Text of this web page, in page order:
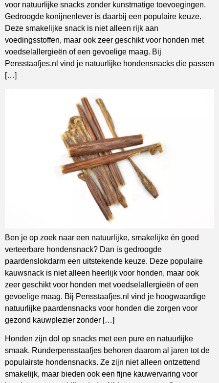
voor natuurlijke snacks zonder kunstmatige toevoegingen.
Gedroogde konijnenlever is daarbij een populaire keuze.
Deze smakelijke snack is niet alleen rijk aan
voedingsstoffen, maar ook zeer geschikt voor honden met
voedselallergieën of een gevoelige maag. Bij
Pensstaafjes.nl vind je natuurlijke hondensnacks die passen
[…]
Ben je op zoek naar een natuurlijke, smakelijke én goed
verteerbare hondensnack? Dan is gedroogde
paardenslokdarm een uitstekende keuze. Deze populaire
kauwsnack is niet alleen heerlijk voor honden, maar ook
zeer geschikt voor honden met voedselallergieën of een
gevoelige maag. Bij Pensstaafjes.nl vind je hoogwaardige
natuurlijke paardensnacks voor honden die zorgen voor
gezond kauwplezier zonder […]
Honden zijn dol op snacks met een pure en natuurlijke
smaak. Runderpensstaafjes behoren daarom al jaren tot de
populairste hondensnacks. Ze zijn niet alleen ontzettend
smakelijk, maar bieden ook een fijne kauwervaring voor